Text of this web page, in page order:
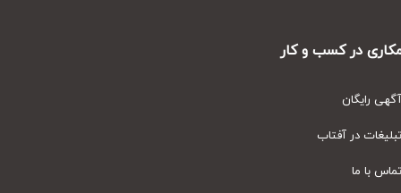
در کسب و کار
رایگان
در آفتاب
با ما